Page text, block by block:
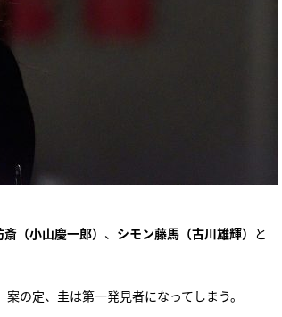
斎（小山慶一郎） 、 シモン藤馬（古川雄輝） と
の定、圭は第一発見者になってしまう。